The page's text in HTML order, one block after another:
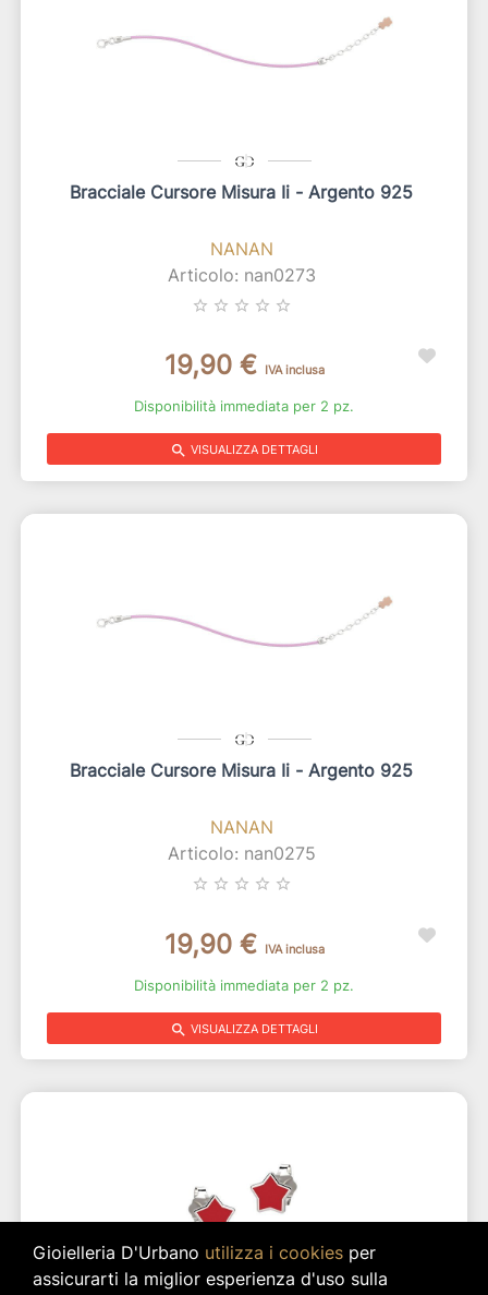
Bracciale Cursore Misura Ii - Argento 925
NANAN
Articolo: nan0273
star_border star_border star_border star_border star_border
19,90 € IVA inclusa
Disponibilità immediata per 2 pz.
search VISUALIZZA DETTAGLI
Bracciale Cursore Misura Ii - Argento 925
NANAN
Articolo: nan0275
star_border star_border star_border star_border star_border
19,90 € IVA inclusa
Disponibilità immediata per 2 pz.
search VISUALIZZA DETTAGLI
Gioielleria D'Urbano utilizza i cookiesper
assicurarti la miglior esperienza d'uso sulla